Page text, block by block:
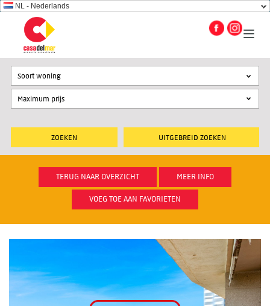
NL - Nederlands
UITGEBREID ZOEKEN
Soort woning
TERUG NAAR OVERZICHT MEER INFO
VOEG TOE AAN FAVORIETEN